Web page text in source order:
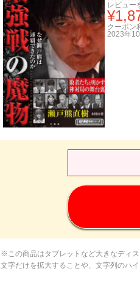
レビュー
¥
クーポン
2023年
※この商品はタブレットなど大きなディ
文字だけを拡大することや、文字列のハ